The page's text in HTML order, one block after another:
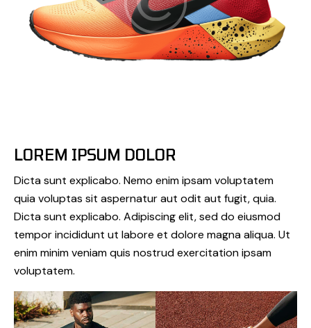
LOREM IPSUM DOLOR
Dicta sunt explicabo. Nemo enim ipsam voluptatem
quia voluptas sit aspernatur aut odit aut fugit, quia.
Dicta sunt explicabo. Adipiscing elit, sed do eiusmod
tempor incididunt ut labore et dolore magna aliqua. Ut
enim minim veniam quis nostrud exercitation ipsam
voluptatem.